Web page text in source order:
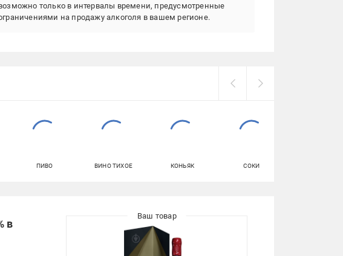
только в интервалы времени, предусмотренные
на продажу алкоголя в вашем регионе.
ПИВО ВИНО ТИХОЕ КОНЬЯК СОКИ
в